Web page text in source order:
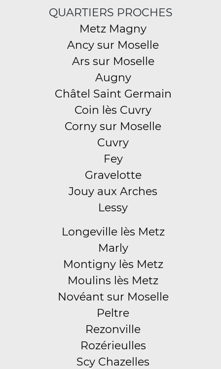
QUARTIERS PROCHES
Metz Magny
Ancy sur Moselle
Ars sur Moselle
Augny
Châtel Saint Germain
Coin lès Cuvry
Corny sur Moselle
Cuvry
Fey
Gravelotte
Jouy aux Arches
Lessy
Longeville lès Metz
Marly
Montigny lès Metz
Moulins lès Metz
Novéant sur Moselle
Peltre
Rezonville
Rozérieulles
Scy Chazelles